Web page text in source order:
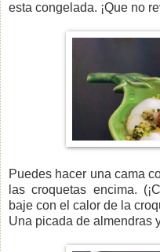
esta congelada. ¡Que no
Puedes hacer una cama
las croquetas encima.
baje con el calor de la
Una picada de almendras